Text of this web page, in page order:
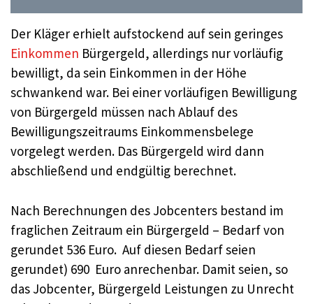
Der Kläger erhielt aufstockend auf sein geringes
Einkommen Bürgergeld, allerdings nur vorläufig
bewilligt, da sein Einkommen in der Höhe
schwankend war. Bei einer vorläufigen Bewilligung
von Bürgergeld müssen nach Ablauf des
Bewilligungszeitraums Einkommensbelege
vorgelegt werden. Das Bürgergeld wird dann
abschließend und endgültig berechnet.
Nach Berechnungen des Jobcenters bestand im
fraglichen Zeitraum ein Bürgergeld – Bedarf von
gerundet 536 Euro. Auf diesen Bedarf seien
gerundet) 690 Euro anrechenbar. Damit seien, so
das Jobcenter, Bürgergeld Leistungen zu Unrecht